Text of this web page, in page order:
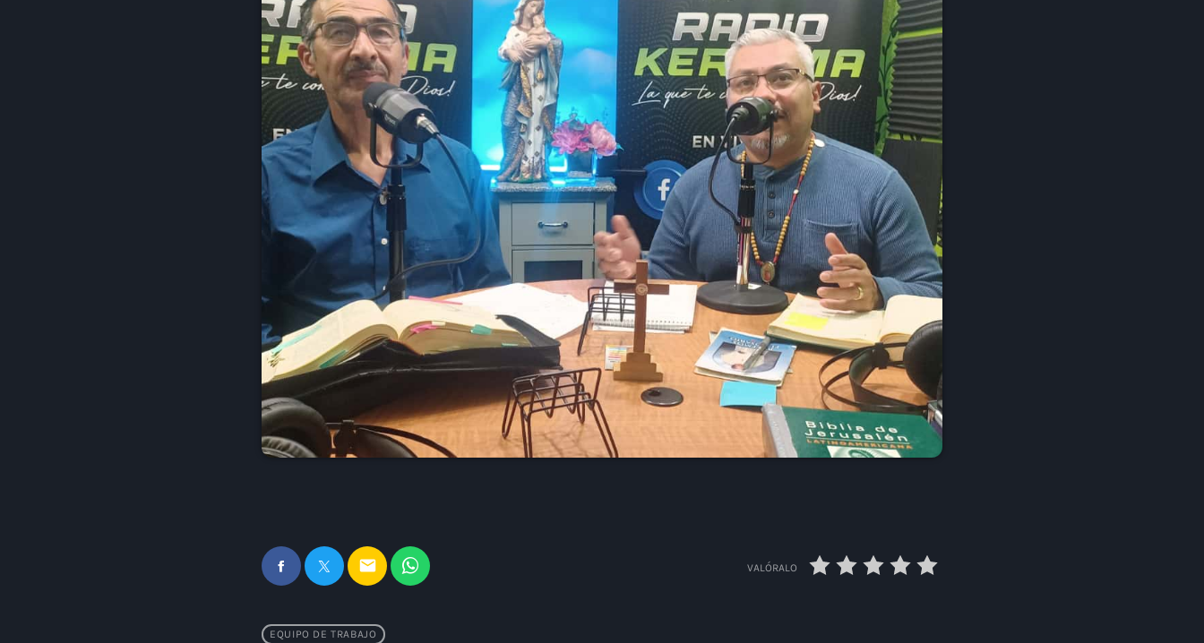
Oración de la mañana
09:00 - 09:15
Informativo
Evento prueba
FREDDIE CHAVARRIA
Fe y Esperanza Alex y Lorenzo
email VALÓRALO
EQUIPO DE TRABAJO